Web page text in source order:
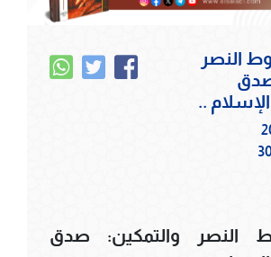
النصر
صدق
الإسلام ..
والتمكين: صدق